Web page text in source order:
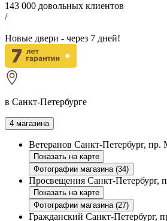
143 000 довольных клиентов
/
Новые двери - через 7 дней!
в Санкт-Петербурге
4 магазина
Ветеранов Санкт-Петербург, пр.
Показать на карте
Фотографии магазина (34)
Просвещения Санкт-Петербург,
Показать на карте
Фотографии магазина (27)
Гражданский Санкт-Петербург,